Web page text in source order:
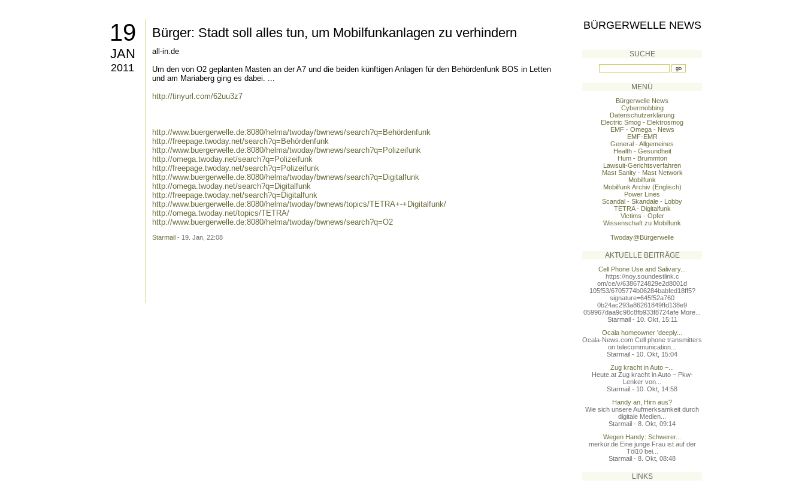
19
JAN
2011
Bürger: Stadt soll alles tun, um Mobilfunkanlagen zu verhindern
all-in.de
Um den von O2 geplanten Masten an der A7 und die beiden künftigen Anlagen für den Behördenfunk BOS in Letten
und am Mariaberg ging es dabei. ...
http://tinyurl.com/62uu3z7
http://www.buergerwelle.de:8080/helma/twoday/bwnews/search?q=Behördenfunk
http://freepage.twoday.net/search?q=Behördenfunk
http://www.buergerwelle.de:8080/helma/twoday/bwnews/search?q=Polizeifunk
http://omega.twoday.net/search?q=Polizeifunk
http://freepage.twoday.net/search?q=Polizeifunk
http://www.buergerwelle.de:8080/helma/twoday/bwnews/search?q=Digitalfunk
http://omega.twoday.net/search?q=Digitalfunk
http://freepage.twoday.net/search?q=Digitalfunk
http://www.buergerwelle.de:8080/helma/twoday/bwnews/topics/TETRA+-+Digitalfunk/
http://omega.twoday.net/topics/TETRA/
http://www.buergerwelle.de:8080/helma/twoday/bwnews/search?q=O2
Starmail - 19. Jan, 22:08
BÜRGERWELLE NEWS
SUCHE
MENÜ
Bürgerwelle News
Cybermobbing
Datenschutzerklärung
Electric Smog - Elektrosmog
EMF - Omega - News
EMF-EMR
General - Allgemeines
Health - Gesundheit
Hum - Brummton
Lawsuit-Gerichtsverfahren
Mast Sanity - Mast Network
Mobilfunk
Mobilfunk Archiv (Englisch)
Power Lines
Scandal - Skandale - Lobby
TETRA - Digitalfunk
Victims - Opfer
Wissenschaft zu Mobilfunk
Twoday@Bürgerwelle
AKTUELLE BEITRÄGE
Cell Phone Use and Salivary...
https://noy.soundestlink.c
om/ce/v/6386724829e2d8001d
105f53/6705774b06284babfed18ff5?
signature=645f52a760
0b24ac293a86261849ffd138e9
059967daa9c98c8fb933f8724afe More...
Starmail - 10. Okt, 15:11
Ocala homeowner 'deeply...
Ocala-News.com Cell phone transmitters
on telecommunication...
Starmail - 10. Okt, 15:04
Zug kracht in Auto –...
Heute.at Zug kracht in Auto – Pkw-
Lenker von...
Starmail - 10. Okt, 14:58
Handy an, Hirn aus?
Wie sich unsere Aufmerksamkeit durch
digitale Medien...
Starmail - 8. Okt, 09:14
Wegen Handy: Schwerer...
merkur.de Eine junge Frau ist auf der
Töl10 bei...
Starmail - 8. Okt, 08:48
LINKS